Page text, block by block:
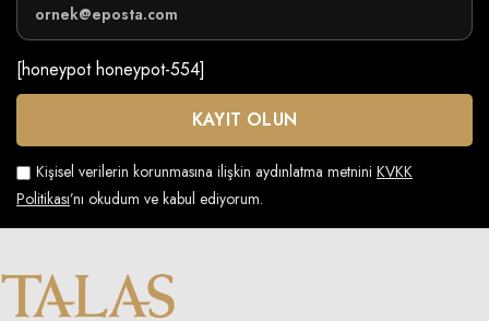
[honeypot honeypot-554]
Kişisel verilerin korunmasına ilişkin aydınlatma metnini KVKK
Politikası’nı okudum ve kabul ediyorum.